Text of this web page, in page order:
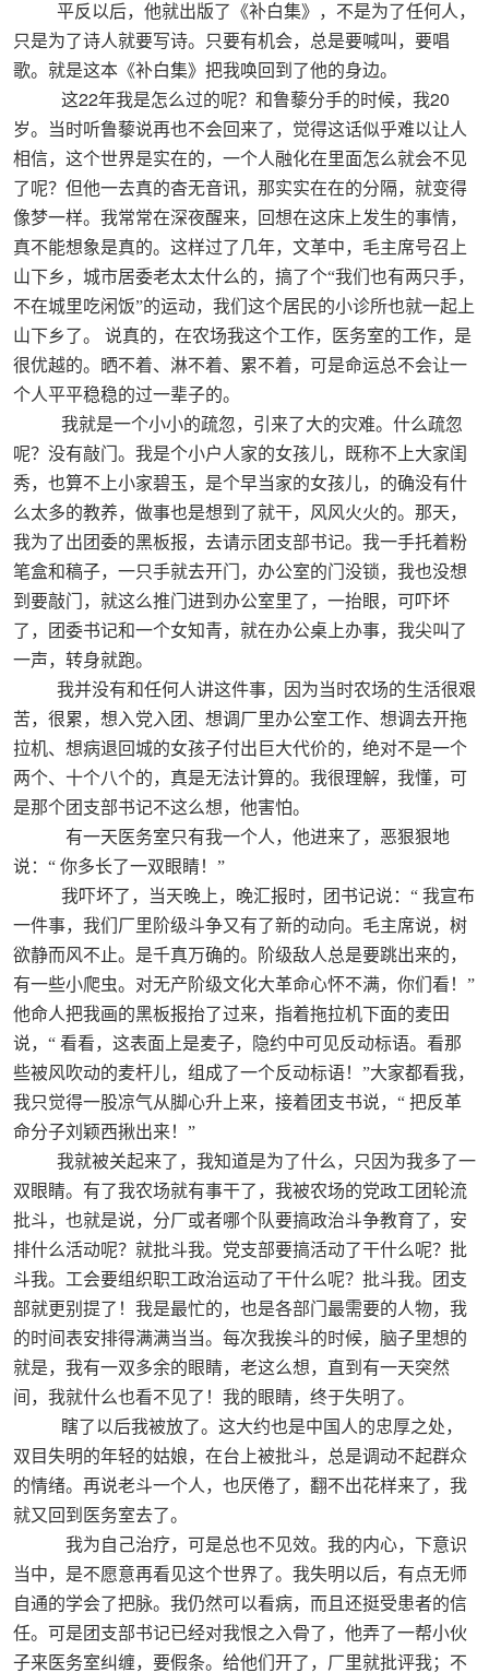
平反以后，他就出版了《补白集》，不是为了任何人，
只是为了诗人就要写诗。只要有机会，总是要喊叫，要唱
歌。就是这本《补白集》把我唤回到了他的身边。
这22年我是怎么过的呢？和鲁藜分手的时候，我20
岁。当时听鲁藜说再也不会回来了，觉得这话似乎难以让人
相信，这个世界是实在的，一个人融化在里面怎么就会不见
了呢？但他一去真的杳无音讯，那实实在在的分隔，就变得
像梦一样。我常常在深夜醒来，回想在这床上发生的事情，
真不能想象是真的。这样过了几年，文革中，毛主席号召上
山下乡，城市居委老太太什么的，搞了个“我们也有两只手，
不在城里吃闲饭”的运动，我们这个居民的小诊所也就一起上
山下乡了。
说真的，在农场我这个工作，医务室的工作，是
很优越的。晒不着、淋不着、累不着，可是命运总不会让一
个人平平稳稳的过一辈子的。
我就是一个小小的疏忽，引来了大的灾难。什么疏忽
呢？没有敲门。我是个小户人家的女孩儿，既称不上大家闺
秀，也算不上小家碧玉，是个早当家的女孩儿，的确没有什
么太多的教养，做事也是想到了就干，风风火火的。那天，
我为了出团委的黑板报，去请示团支部书记。我一手托着粉
笔盒和稿子，一只手就去开门，办公室的门没锁，我也没想
到要敲门，就这么推门进到办公室里了，一抬眼，可吓坏
了，团委书记和一个女知青，就在办公桌上办事，我尖叫了
一声，转身就跑。
我并没有和任何人讲这件事，因为当时农场的生活很艰
苦，很累，想入党入团、想调厂里办公室工作、想调去开拖
拉机、想病退回城的女孩子付出巨大代价的，绝对不是一个
两个、十个八个的，真是无法计算的。我很理解，我懂，可
是那个团支部书记不这么想，他害怕。
有一天医务室只有我一个人，他进来了，恶狠狠地
说：“ 你多长了一双眼睛！”
我吓坏了，当天晚上，晚汇报时，团书记说：“ 我宣布
一件事，我们厂里阶级斗争又有了新的动向。毛主席说，树
欲静而风不止。是千真万确的。阶级敌人总是要跳出来的，
有一些小爬虫。对无产阶级文化大革命心怀不满，你们看！”
他命人把我画的黑板报抬了过来，指着拖拉机下面的麦田
说，“ 看看，这表面上是麦子，隐约中可见反动标语。看那
些被风吹动的麦杆儿，组成了一个反动标语！”大家都看我，
我只觉得一股凉气从脚心升上来，接着团支书说，“ 把反革
命分子刘颖西揪出来！”
我就被关起来了，我知道是为了什么，只因为我多了一
双眼睛。有了我农场就有事干了，我被农场的党政工团轮流
批斗，也就是说，分厂或者哪个队要搞政治斗争教育了，安
排什么活动呢？就批斗我。党支部要搞活动了干什么呢？批
斗我。工会要组织职工政治运动了干什么呢？批斗我。团支
部就更别提了！我是最忙的，也是各部门最需要的人物，我
的时间表安排得满满当当。每次我挨斗的时候，脑子里想的
就是，我有一双多余的眼睛，老这么想，直到有一天突然
间，我就什么也看不见了！我的眼睛，终于失明了。
瞎了以后我被放了。这大约也是中国人的忠厚之处，
双目失明的年轻的姑娘，在台上被批斗，总是调动不起群众
的情绪。再说老斗一个人，也厌倦了，翻不出花样来了，我
就又回到医务室去了。
我为自己治疗，可是总也不见效。我的内心，下意识
当中，是不愿意再看见这个世界了。我失明以后，有点无师
自通的学会了把脉。我仍然可以看病，而且还挺受患者的信
任。可是团支部书记已经对我恨之入骨了，他弄了一帮小伙
子来医务室纠缠，要假条。给他们开了，厂里就批评我；不